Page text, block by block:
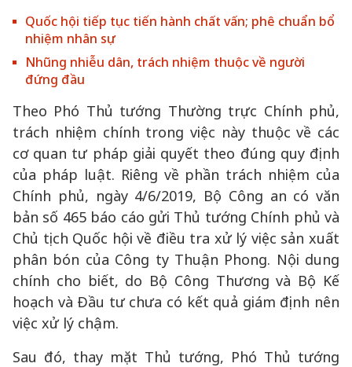
Quốc hội tiếp tục tiến hành chất vấn; phê chuẩn bổ
nhiệm nhân sự
Nhũng nhiễu dân, trách nhiệm thuộc về người
đứng đầu
Theo Phó Thủ tướng Thường trực Chính phủ,
trách nhiệm chính trong việc này thuộc về các
cơ quan tư pháp giải quyết theo đúng quy định
của pháp luật. Riêng về phần trách nhiệm của
Chính phủ, ngày 4/6/2019, Bộ Công an có văn
bản số 465 báo cáo gửi Thủ tướng Chính phủ và
Chủ tịch Quốc hội về điều tra xử lý việc sản xuất
phân bón của Công ty Thuận Phong. Nội dung
chính cho biết, do Bộ Công Thương và Bộ Kế
hoạch và Đầu tư chưa có kết quả giám định nên
việc xử lý chậm.
Sau đó, thay mặt Thủ tướng, Phó Thủ tướng